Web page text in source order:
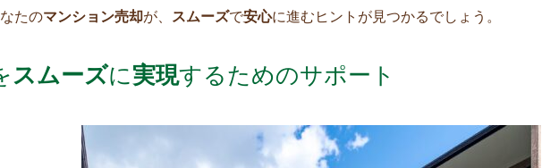
たのマンション売却が、 スムーズで安心に進むヒントが見つかるでしょう。
スムーズに実現するためのサポート